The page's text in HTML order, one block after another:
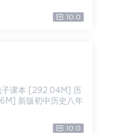
10.0
新版初中历史八年
10.0